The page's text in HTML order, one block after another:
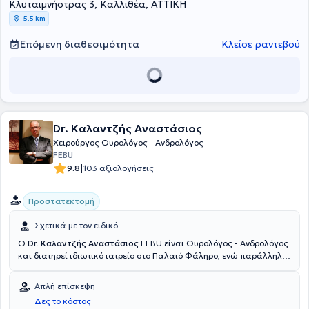
χώρο διενεργείται μια σειρά από εξειδικευμένες εξετάσεις, όπως
εύκαμπτη κυστεοσκόπηση, διορθική βιοψία προστάτου,
ουροροομέτρηση και triplex πέους.
Κλυταιμνήστρας 3, Καλλιθέα, ΑΤΤΙΚΗ
5,5 km
Επόμενη διαθεσιμότητα Κλείσε ραντεβού
Dr. Καλαντζής Αναστάσιος
Χειρούργος Ουρολόγος - Ανδρολόγος
FEBU
9.8|103 αξιολογήσεις
Προστατεκτομή
Σχετικά με τον ειδικό
Ο Dr. Καλαντζής Αναστάσιος FEBU είναι Ουρολόγος - Ανδρολόγος
και διατηρεί ιδιωτικό ιατρείο στο Παλαιό Φάληρο, ενώ παράλληλα
Ερρίκος Ντυνάν Hospital Center από το 2017. Είναι πτυχιούχος της
Ιατρικής σχολής του Πανεπιστημίου Napoka της Ρουμανίας και
εκπονεί διδακτορική διατριβή. Απέκτησε ειδίκευση στην Ουρολογία
Απλή επίσκεψη
Δες το κόστος